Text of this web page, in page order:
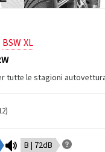
BSWXL
tutte le stagioni
B | 72dB